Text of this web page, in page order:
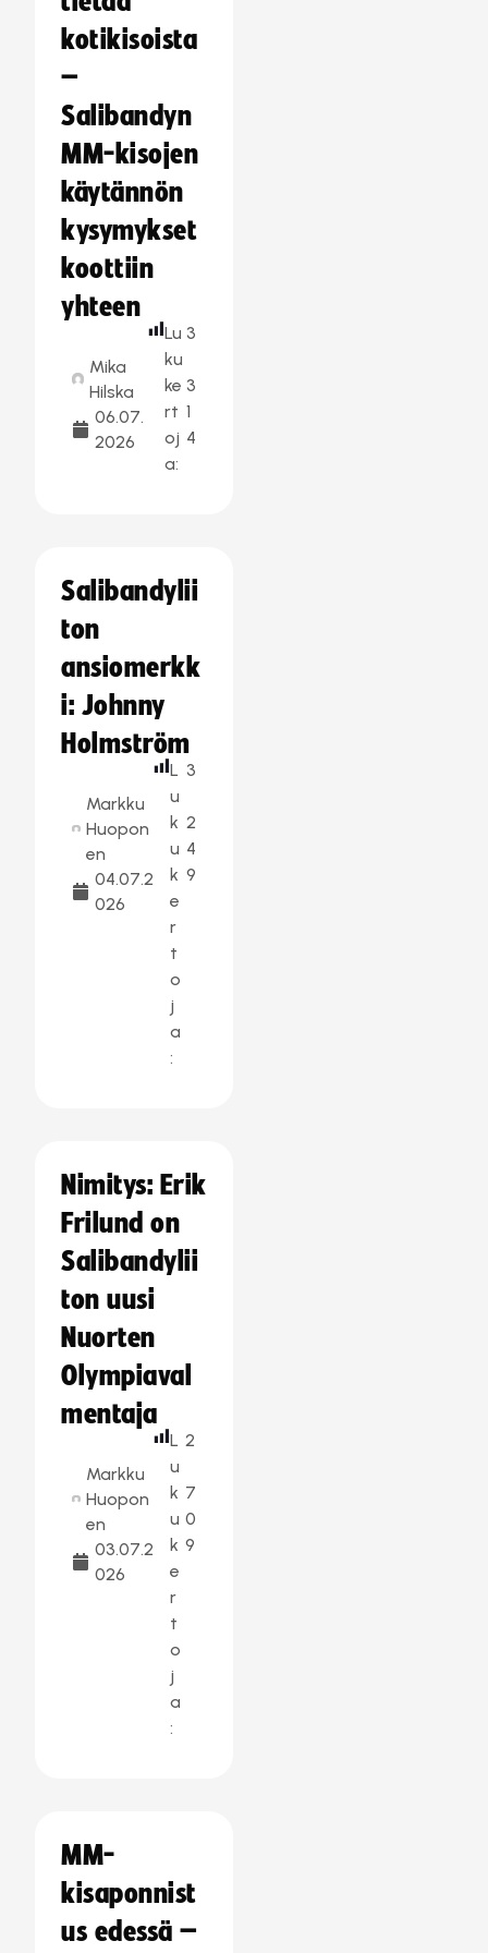
kotikisoista
–
Salibandyn
MM-kisojen
käytännön
kysymykset
koottiin
yhteen
Mika
Hilska
06.07.
2026
Lu
ku
ke
rt
oj
a:
3
3
1
4
Salibandylii
ton
ansiomerkk
i: Johnny
Holmström
Markku
Huopon
en
04.07.2
026
L
u
k
u
k
e
r
t
o
j
a
:
3
2
4
9
Nimitys: Erik
Frilund on
Salibandylii
ton uusi
Nuorten
Olympiaval
mentaja
Markku
Huopon
en
03.07.2
026
L
u
k
u
k
e
r
t
o
j
a
:
2
7
0
9
MM-
kisaponnist
us edessä –